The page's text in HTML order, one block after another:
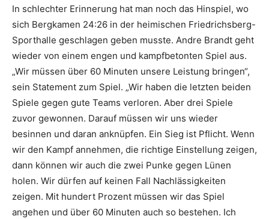
In schlechter Erinnerung hat man noch das Hinspiel, wo
sich Bergkamen 24:26 in der heimischen Friedrichsberg-
Sporthalle geschlagen geben musste. Andre Brandt geht
wieder von einem engen und kampfbetonten Spiel aus.
„Wir müssen über 60 Minuten unsere Leistung bringen“,
sein Statement zum Spiel. „Wir haben die letzten beiden
Spiele gegen gute Teams verloren. Aber drei Spiele
zuvor gewonnen. Darauf müssen wir uns wieder
besinnen und daran anknüpfen. Ein Sieg ist Pflicht. Wenn
wir den Kampf annehmen, die richtige Einstellung zeigen,
dann können wir auch die zwei Punke gegen Lünen
holen. Wir dürfen auf keinen Fall Nachlässigkeiten
zeigen. Mit hundert Prozent müssen wir das Spiel
angehen und über 60 Minuten auch so bestehen. Ich